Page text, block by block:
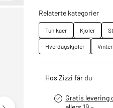
Relaterte kategorier
Tunikaer Kjoler
Hverdagskjoler
Hos Zizzi får du
Gratis levering